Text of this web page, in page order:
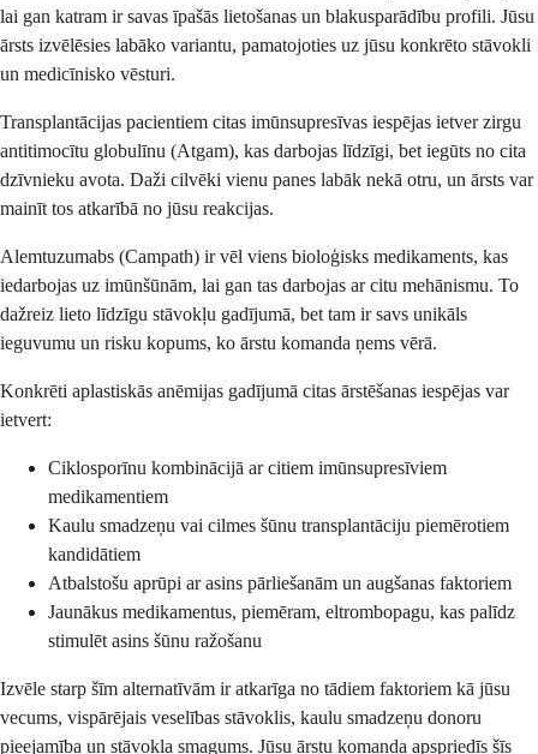
lai gan katram ir savas īpašās lietošanas un blakusparādību profili. Jūsu
ārsts izvēlēsies labāko variantu, pamatojoties uz jūsu konkrēto stāvokli
un medicīnisko vēsturi.
Transplantācijas pacientiem citas imūnsupresīvas iespējas ietver zirgu
antitimocītu globulīnu (Atgam), kas darbojas līdzīgi, bet iegūts no cita
dzīvnieku avota. Daži cilvēki vienu panes labāk nekā otru, un ārsts var
mainīt tos atkarībā no jūsu reakcijas.
Alemtuzumabs (Campath) ir vēl viens bioloģisks medikaments, kas
iedarbojas uz imūnšūnām, lai gan tas darbojas ar citu mehānismu. To
dažreiz lieto līdzīgu stāvokļu gadījumā, bet tam ir savs unikāls
ieguvumu un risku kopums, ko ārstu komanda ņems vērā.
Konkrēti aplastiskās anēmijas gadījumā citas ārstēšanas iespējas var
ietvert:
Ciklosporīnu kombinācijā ar citiem imūnsupresīviem
medikamentiem
Kaulu smadzeņu vai cilmes šūnu transplantāciju piemērotiem
kandidātiem
Atbalstošu aprūpi ar asins pārliešanām un augšanas faktoriem
Jaunākus medikamentus, piemēram, eltrombopagu, kas palīdz
stimulēt asins šūnu ražošanu
Izvēle starp šīm alternatīvām ir atkarīga no tādiem faktoriem kā jūsu
vecums, vispārējais veselības stāvoklis, kaulu smadzeņu donoru
pieejamība un stāvokļa smagums. Jūsu ārstu komanda apspriedīs šīs